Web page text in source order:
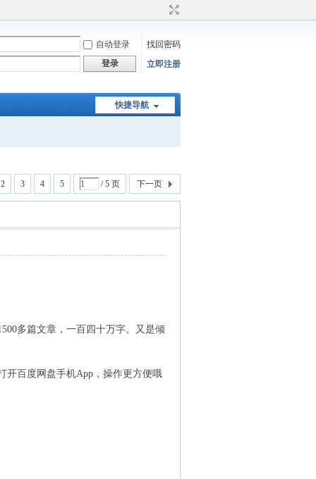
自动登录
找回密码
登录
立即注册
快捷导航
2 3 4 5 / 5 页 下一页
多篇文章，一百四十万字。又是倾
开百度网盘手机App，操作更方便哦